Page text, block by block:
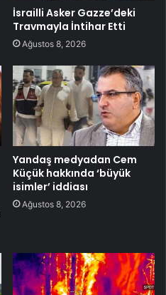
İsrailli Asker Gazze’deki
Travmayla İntihar Etti
Ağustos 8, 2026
Yandaş medyadan Cem
Küçük hakkında ‘büyük
isimler’ iddiası
Ağustos 8, 2026